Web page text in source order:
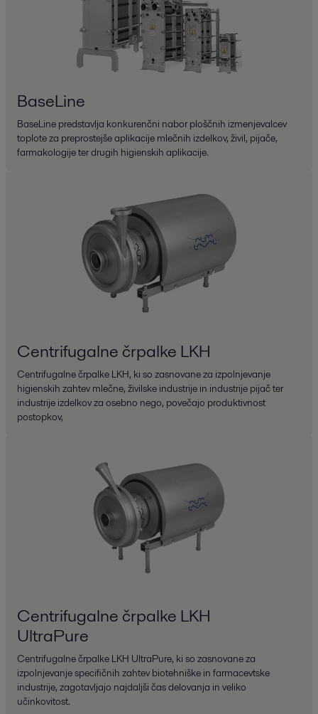
BaseLine
BaseLine predstavlja konkurenčni nabor ploščnih izmenjevalcev
toplote za preprostejše aplikacije mlečnih izdelkov, živil, pijače,
farmakologije ter drugih higienskih aplikacije.
Centrifugalne črpalke LKH
Centrifugalne črpalke LKH, ki so zasnovane za izpolnjevanje
higienskih zahtev mlečne, živilske industrije in industrije pijač ter
industrije izdelkov za osebno nego, povečajo produktivnost
postopkov,
Centrifugalne črpalke LKH
UltraPure
Centrifugalne črpalke LKH UltraPure, ki so zasnovane za
izpolnjevanje specifičnih zahtev biotehniške in farmacevtske
industrije, zagotavljajo najdaljši čas delovanja in veliko
učinkovitost.